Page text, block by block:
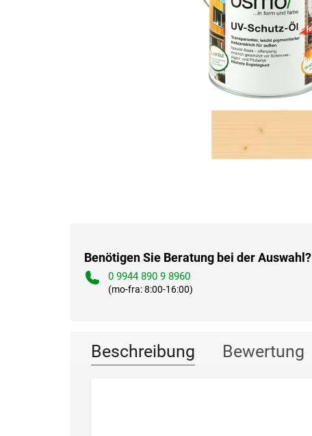
Benötigen Sie Beratung bei der Auswahl?
0 9944 890 9 8960
(mo-fra: 8:00-16:00)
Beschreibung Bewertung